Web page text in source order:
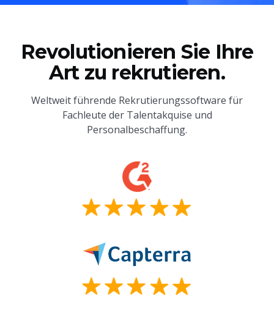
Revolutionieren Sie Ihre
Art zu rekrutieren.
Weltweit führende Rekrutierungssoftware für
Fachleute der Talentakquise und
Personalbeschaffung.